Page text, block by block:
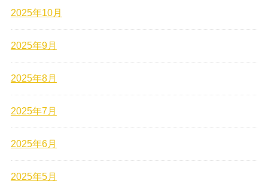
2025年10月
2025年9月
2025年8月
2025年7月
2025年6月
2025年5月